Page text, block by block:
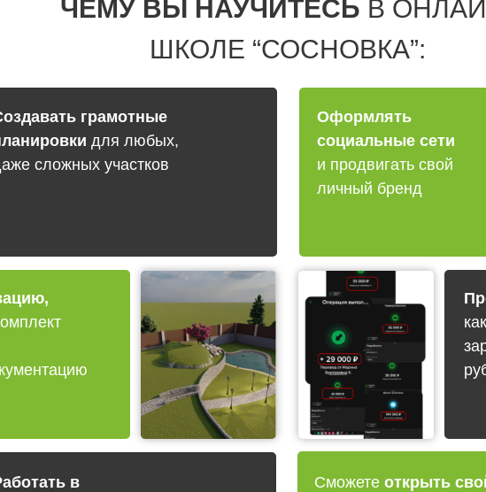
ЧЕМУ ВЫ НАУЧИТЕСЬ В
ШКОЛЕ “СОСНОВКА”:
грамотные
для любых,
сложных участков
Оформлять
социальные сети
и продвигать свой
личный бренд
в
Сможете открыть